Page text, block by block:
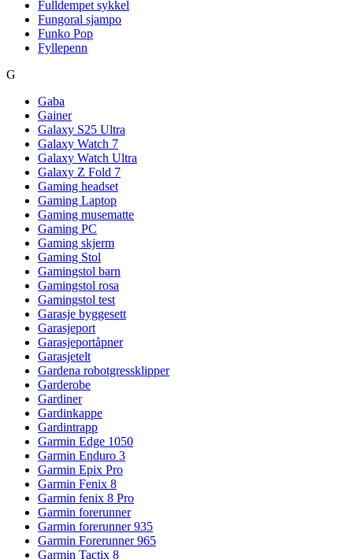
Fulldempet sykkel
Fungoral sjampo
Funko Pop
Fyllepenn
G
Gaba
Gainer
Galaxy S25 Ultra
Galaxy Watch 7
Galaxy Watch Ultra
Galaxy Z Fold 7
Gaming headset
Gaming Laptop
Gaming musematte
Gaming PC
Gaming skjerm
Gaming Stol
Gamingstol barn
Gamingstol rosa
Gamingstol test
Garasje byggesett
Garasjeport
Garasjeportåpner
Garasjetelt
Gardena robotgressklipper
Garderobe
Gardiner
Gardinkappe
Gardintrapp
Garmin Edge 1050
Garmin Enduro 3
Garmin Epix Pro
Garmin Fenix 8
Garmin fenix 8 Pro
Garmin forerunner
Garmin forerunner 935
Garmin Forerunner 965
Garmin Tactix 8